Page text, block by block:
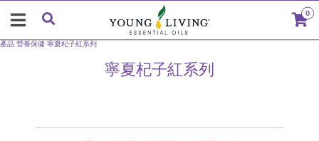
0
寧夏杞子紅系列
產品 營養保健 寧夏杞子紅系列